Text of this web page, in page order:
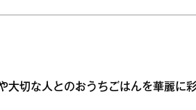
切な人とのおうちごはんを華麗に